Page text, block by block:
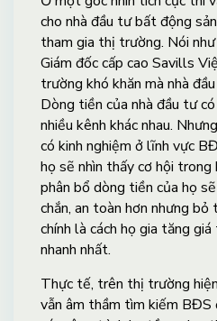
cho nhà đầu tư bất động
tham gia thị trường. Nói
Giám đốc cấp cao Savills
trường khó khăn mà nhà
Dòng tiền của nhà đầu tư
nhiều kênh khác nhau.
có kinh nghiệm ở lĩnh vực
họ sẽ nhìn thấy cơ hội trong
phân bổ dòng tiền của họ
chắn, an toàn hơn nhưng
chính là cách họ gia tăng
nhanh nhất.
Thực tế, trên thị trường
vẫn âm thầm tìm kiếm BĐS